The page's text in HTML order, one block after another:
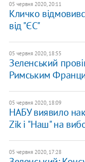
05 червня 2020, 20:11
Кличко
від "ЄС"
05 червня 2020, 18:55
Зеленський
Римським
05 червня 2020, 18:09
НАБУ виявило
Zik і "Наш" на
05 червня 2020, 17:28